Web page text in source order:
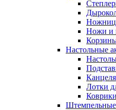
Ножи и
Настольные
Лотки